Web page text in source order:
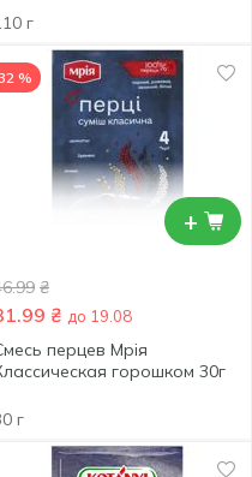
г
+
%
₴
₴ до 19.08
перцев Мрія
горошком 30г
г